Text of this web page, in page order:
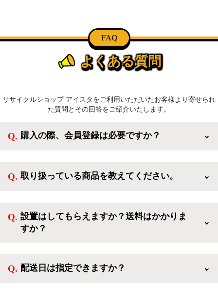
FAQ
よくある質問
リサイクルショップ アイスタをご利用いただいたお客様より寄せられ
た質問とその回答をご紹介いたします。
購入の際、会員登録は必要ですか？
方、登録しなくてもカートに商品を入れた後、ログイ
取り扱っている商品を教えてください。
活を応援するような家電セットから、季節・空調家
電、調理家電、生活家電まで、幅広く中古家電を取り
設置はしてもらえますか？送料はかかりま
すか？
神奈川・千葉)において自社配送を選択いただくこと
配送日は指定できますか？